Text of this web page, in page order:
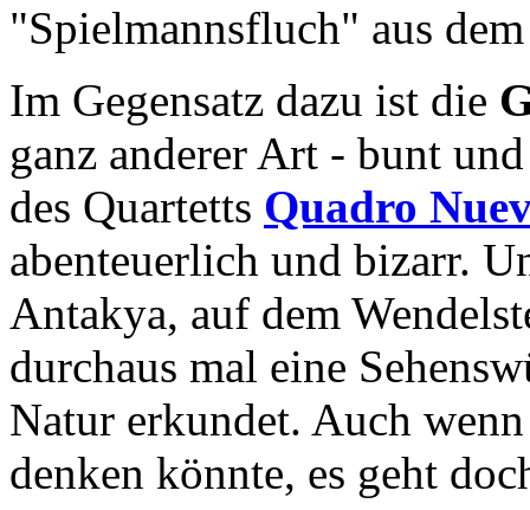
"Spielmannsfluch" aus
Im Gegensatz dazu ist die
ganz anderer Art - bunt
des Quartetts Quadro
abenteuerlich und bizarr.
Antakya, auf dem
durchaus mal eine
Natur erkundet. Auch
denken könnte, es geht